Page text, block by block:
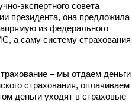
экспертного совета
президента, она предложила
из федерального
а саму систему страхования
– мы отдаем деньги
страхования, оплачиваем
деньги уходят в страховые